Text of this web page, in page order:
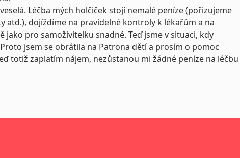
Léčba mých holčiček stojí nemalé peníze (pořizujeme
atd.), dojíždíme na pravidelné kontroly k lékařům a na
jako pro samoživitelku snadné. Teď jsme v situaci, kdy
jsem se obrátila na Patrona dětí a prosím o pomoc
totiž zaplatím nájem, nezůstanou mi žádné peníze na léčbu